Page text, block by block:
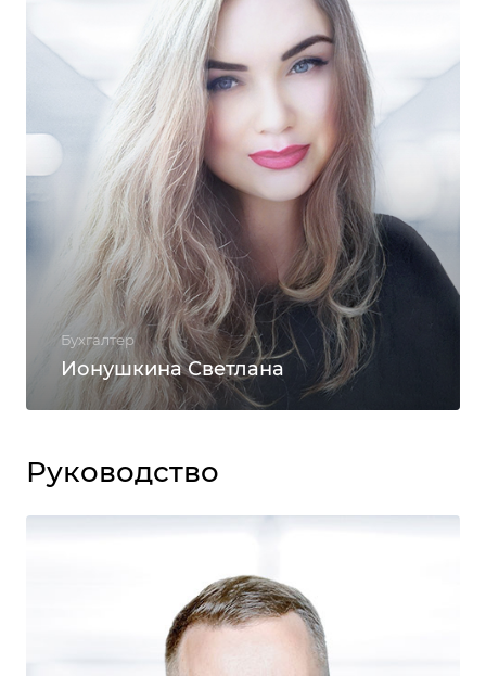
Бухгалтер
Ионушкина Светлана
Руководство